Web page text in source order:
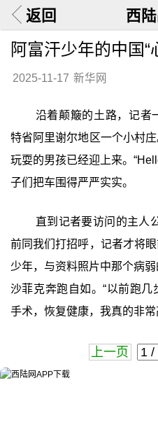
返回 西
阿富汗少年的中国“
2025-11-17 新华网
沿着颠簸的土路，记者
特省阿里谢尔地区一个小村
玩耍的男孩已经迎上来。
子们把车围得严严实实。
直到记者要访问的主人
前同我们打招呼，记者才将
少年，与资料照片中那个病
沙菲克奔跑自如。“以前跑
手术，恢复健康，我真的非常
上一页